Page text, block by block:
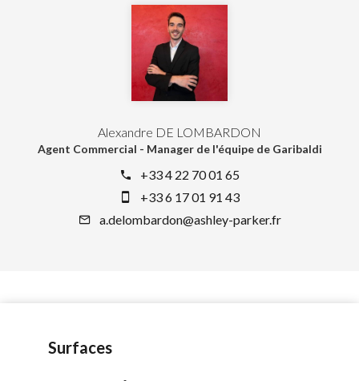
Alexandre DE LOMBARDON
Agent Commercial - Manager de l'équipe de Garibaldi
+33 4 22 70 01 65
+33 6 17 01 91 43
a.delombardon@ashley-parker.fr
Surfaces